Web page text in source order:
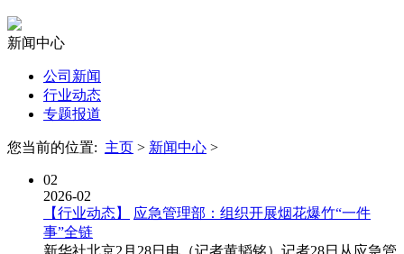
新闻中心
公司新闻
行业动态
专题报道
您当前的位置: 主页 > 新闻中心 >
02
2026-02
【行业动态】
应急管理部：组织开展烟花爆竹“一件
事”全链
新华社北京2月28日电（记者黄韬铭）记者28日从应急管